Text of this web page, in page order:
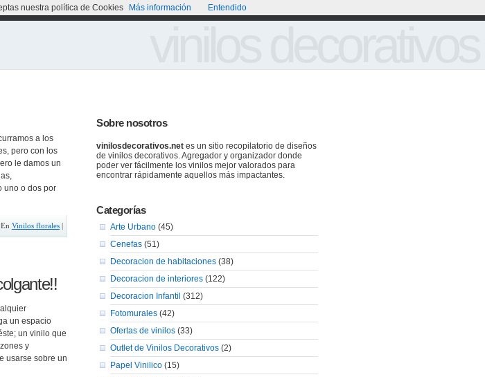
a los
pero con los
le damos un
uno o dos por
En Vinilos florales
un espacio
un vinilo que
y
usarse sobre un
Sobre nosotros
vinilosdecorativos.net es un sitio recopilatorio de diseños
de vinilos decorativos. Agregador y organizador donde
poder ver fácilmente los vinilos mejor valorados para
encontrar rápidamente aquellos más impactantes.
Categorías
Arte Urbano (45)
Cenefas (51)
Decoracion de habitaciones (38)
Decoracion de interiores (122)
Decoracion Infantil (312)
Fotomurales (42)
Ofertas de vinilos (33)
Outlet de Vinilos Decorativos (2)
Papel Vinilico (15)
nuestra política de Cookies Más información Entendido